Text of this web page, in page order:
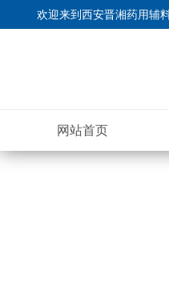
欢迎来到西安晋湘药用辅
网站首页